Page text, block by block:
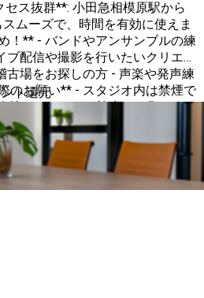
ムーズで、時間を有効に使えま
配信や撮影を行いたいクリエイ
古場をお探しの方 - 声楽や発声練
持するため、ご協力をお願いいた
方が気持ちよく使えるよう、簡
フォーマ
として、ぜひご活用ください。お
ト還元